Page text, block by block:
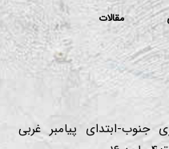
مقالات
جنوب-ابتدای پیامبر غربی